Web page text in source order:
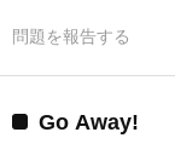
問題を報告する
Go Away!